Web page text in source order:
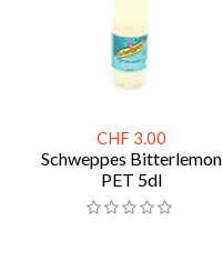
CHF 3.00
Schweppes Bitterlemon
PET 5dl